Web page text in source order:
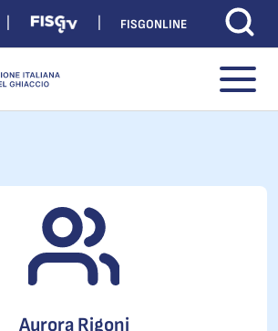
FISGONLINE
Aurora Rigoni